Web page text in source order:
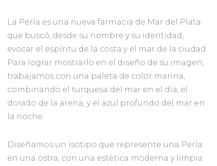
La Perla es una nueva farmacia de Mar del Plata
que buscó, desde su nombre y su identidad,
evocar el espíritu de la costa y el mar de la ciudad.
Para lograr mostrarlo en el diseño de su imagen,
trabajamos con una paleta de color marina,
combinando el turquesa del mar en el día, el
dorado de la arena, y el azul profundo del mar en
la noche.
Diseñamos un isotipo que represente una Perla
en una ostra, con una estética moderna y limpia.